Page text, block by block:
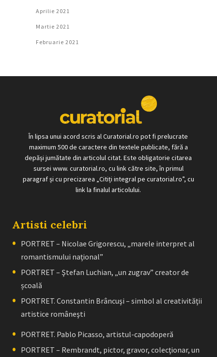
Aprilie 2021
Martie 2021
Februarie 2021
În lipsa unui acord scris al Curatorial.ro pot fi prelucrate
maximum 500 de caractere din textele publicate, fără a
depăși jumătate din articolul citat. Este obligatorie citarea
sursei www. curatorial.ro, cu link către site, în primul
paragraf și cu precizarea „Citiți integral pe curatorial.ro”, cu
link la finalul articolului.
Artisti celebri
PORTRET – Nicolae Grigorescu, „marele interpret al
romantismului naţional”
PORTRET – Ştefan Luchian, „un zugrav” creator de
școală
PORTRET. Constantin Brâncuşi – simbol al creativităţii
artistice româneşti
PORTRET. Pablo Picasso, artistul-capodoperă
PORTRET – Rembrandt, pictor, gravor, colecţionar, un